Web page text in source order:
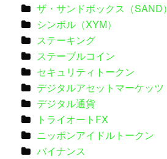
ザ・サンドボックス（SAND）
シンボル（XYM）
ステーキング
ステーブルコイン
セキュリティトークン
デジタルアセットマーケッツ
デジタル通貨
トライオートFX
ニッポンアイドルトークン
バイナンス